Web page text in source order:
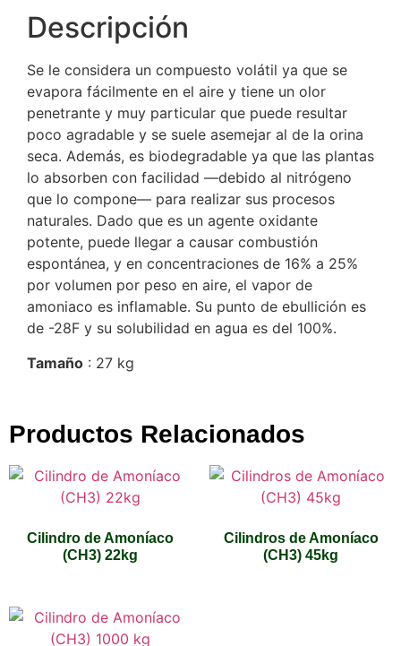
Descripción
Se le considera un compuesto volátil ya que se
evapora fácilmente en el aire y tiene un olor
penetrante y muy particular que puede resultar
poco agradable y se suele asemejar al de la orina
seca. Además, es biodegradable ya que las plantas
lo absorben con facilidad —debido al nitrógeno
que lo compone— para realizar sus procesos
naturales. Dado que es un agente oxidante
potente, puede llegar a causar combustión
espontánea, y en concentraciones de 16% a 25%
por volumen por peso en aire, el vapor de
amoniaco es inflamable. Su punto de ebullición es
de -28F y su solubilidad en agua es del 100%.
Tamaño : 27 kg
Productos Relacionados
Cilindro de Amoníaco
(CH3) 22kg
Cilindros de Amoníaco
(CH3) 45kg